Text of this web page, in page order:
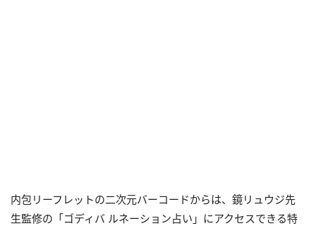
内包リーフレットの二次元バーコードからは、鏡リュウジ先
生監修の「ゴディバ ルネーション占い」にアクセスできる特